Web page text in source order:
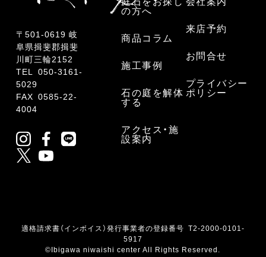
の方へ
商品コラム
施工事例
石の庭を解体
する
アクセス・施
設案内
来店予約
お問合せ
プライバシー
ポリシー
〒501-0619 岐
阜県揖斐郡揖斐
川町三輪2152
TEL 050-3161-
5029
FAX 0585-22-
4004
適格請求書（インボイス）発行事業者の登録番号 T2-2000-0101-
5917
©Ibigawa niwaishi center All Rights Reserved.